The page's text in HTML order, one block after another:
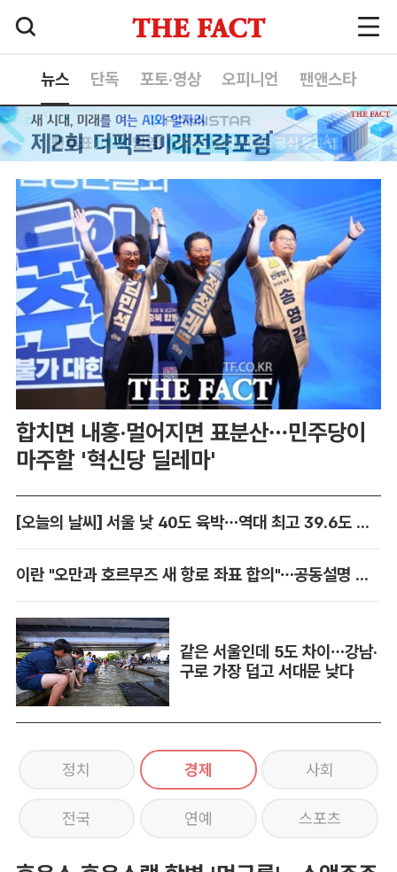
뉴스 단독 포토·영상 오피니언 팬앤스타
합치면 내홍·멀어지면 표분산…민주당이
마주할 '혁신당 딜레마'
[오늘의 날씨] 서울 낮 40도 육박…역대 최고 39.6도 위협
이란 "오만과 호르무즈 새 항로 좌표 합의"…공동설명 발표 임박
같은 서울인데 5도 차이…강남·
구로 가장 덥고 서대문 낮다
정치 경제 사회
전국 연예 스포츠